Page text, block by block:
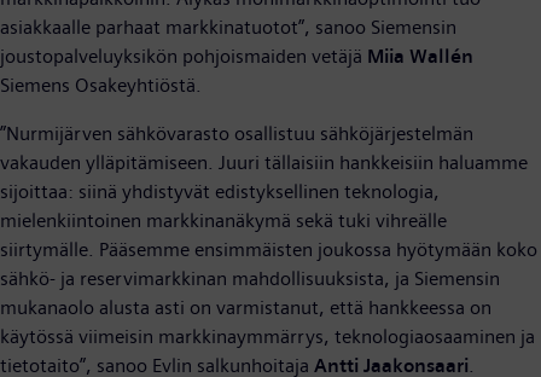
asiakkaalle parhaat markkinatuotot”, sanoo Siemensin
joustopalveluyksikön pohjoismaiden vetäjä Miia Wallén
Siemens Osakeyhtiöstä.
”Nurmijärven sähkövarasto osallistuu sähköjärjestelmän
vakauden ylläpitämiseen. Juuri tällaisiin hankkeisiin haluamme
sijoittaa: siinä yhdistyvät edistyksellinen teknologia,
mielenkiintoinen markkinanäkymä sekä tuki vihreälle
siirtymälle. Pääsemme ensimmäisten joukossa hyötymään koko
sähkö- ja reservimarkkinan mahdollisuuksista, ja Siemensin
mukanaolo alusta asti on varmistanut, että hankkeessa on
käytössä viimeisin markkinaymmärrys, teknologiaosaaminen ja
tietotaito”, sanoo Evlin salkunhoitaja Antti Jaakonsaari.